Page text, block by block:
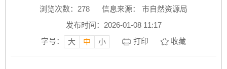
浏览次数： 278
信息来源： 市自然资源局
发布时间：2026-01-08 11:17
字号：
大 中 小 打印 收藏